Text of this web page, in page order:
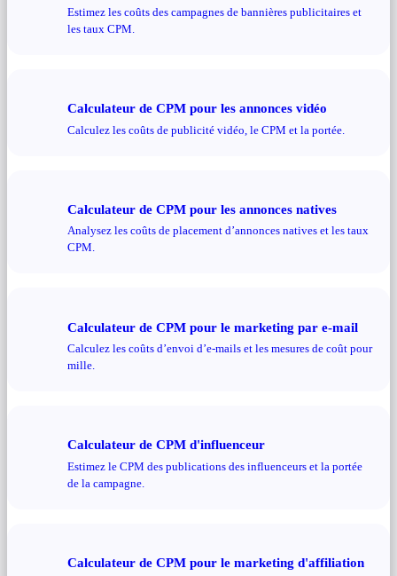
Estimez les coûts des campagnes de bannières publicitaires et
les taux CPM.
Calculateur de CPM pour les annonces vidéo
Calculez les coûts de publicité vidéo, le CPM et la portée.
Calculateur de CPM pour les annonces natives
Analysez les coûts de placement d’annonces natives et les taux
CPM.
Calculateur de CPM pour le marketing par e-mail
Calculez les coûts d’envoi d’e-mails et les mesures de coût pour
mille.
Calculateur de CPM d'influenceur
Estimez le CPM des publications des influenceurs et la portée
de la campagne.
Calculateur de CPM pour le marketing d'affiliation